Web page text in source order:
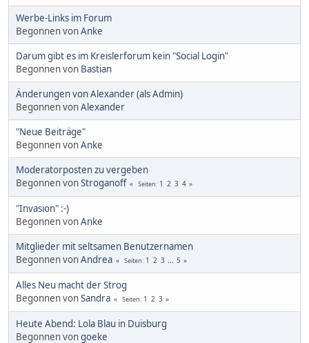
Werbe-Links im Forum
Begonnen vonAnke
Darum gibt es im Kreislerforum kein "Social Login"
Begonnen von Bastian
Änderungen von Alexander (als Admin)
Begonnen vonAlexander
"Neue Beiträge"
Begonnen vonAnke
Moderatorposten zu vergeben
Begonnen vonStroganoff Seiten 1 2 3 4
"Invasion" :-)
Begonnen vonAnke
Mitglieder mit seltsamen Benutzernamen
Begonnen vonAndrea Seiten 1 2 3 ... 5
Alles Neu macht der Strog
Begonnen vonSandra Seiten 1 2 3
Heute Abend: Lola Blau in Duisburg
Begonnen vongoeke